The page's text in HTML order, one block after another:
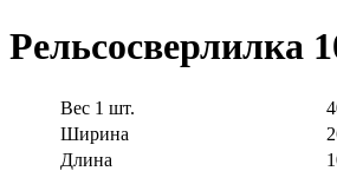
Рельсосверлилка
Вес 1 шт.
Ширина
Длина